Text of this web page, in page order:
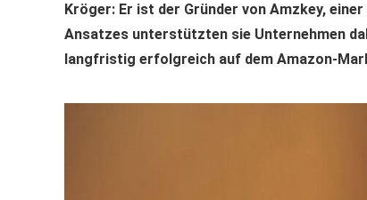
Kröger: Er ist der Gründer von Amzkey,
Ansatzes unterstützten sie Unternehmen
langfristig erfolgreich auf dem Amazon-